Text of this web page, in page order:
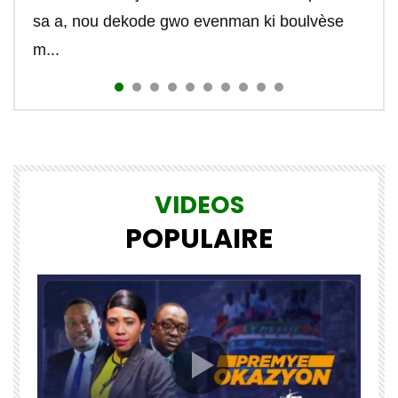
sa a, nou dekode gwo evenman ki boulvèse
m...
VIDEOS
POPULAIRE